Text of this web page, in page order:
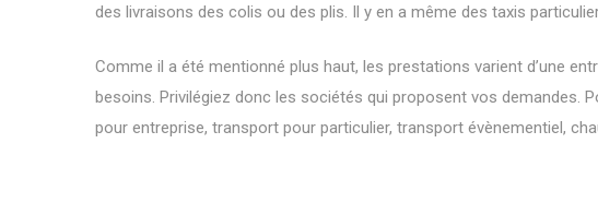
des livraisons des colis ou des plis. Il y en a même des taxis
Comme il a été mentionné plus haut, les prestations varient d’une
besoins. Privilégiez donc les sociétés qui proposent vos demandes.
pour entreprise, transport pour particulier, transport évènementiel,